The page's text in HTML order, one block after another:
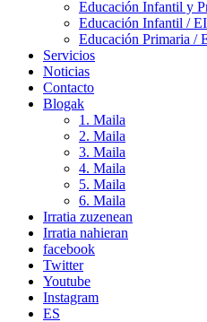
Educación Infantil y
Educación Infantil / EI
Educación Primaria /
Servicios
Noticias
Contacto
Blogak
1. Maila
2. Maila
3. Maila
4. Maila
5. Maila
6. Maila
Irratia zuzenean
Irratia nahieran
facebook
Twitter
Youtube
Instagram
ES